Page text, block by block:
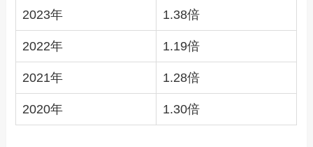
2023年 1.38倍
2022年 1.19倍
2021年 1.28倍
2020年 1.30倍